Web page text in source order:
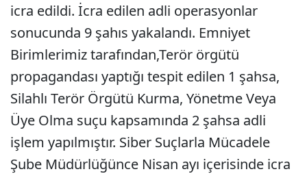
icra edildi. İcra edilen adli operasyonlar
sonucunda 9 şahıs yakalandı. Emniyet
Birimlerimiz tarafından,Terör örgütü
propagandası yaptığı tespit edilen 1 şahsa,
Silahlı Terör Örgütü Kurma, Yönetme Veya
Üye Olma suçu kapsamında 2 şahsa adli
işlem yapılmıştır. Siber Suçlarla Mücadele
Şube Müdürlüğünce Nisan ayı içerisinde icra